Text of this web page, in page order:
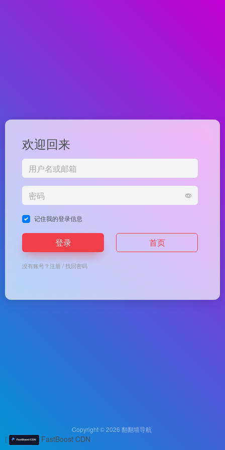
欢迎回来
记住我的登录信息
登录 首页
没有账号？注册/找回密码
Copyright © 2026 翻翻墙导航
| FastBoost CDN